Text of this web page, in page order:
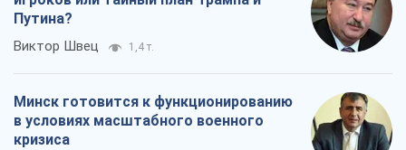
Путина?
Виктор Швец 1,4 т.
Минск готовится к функционированию
в условиях масштабного военного
кризиса